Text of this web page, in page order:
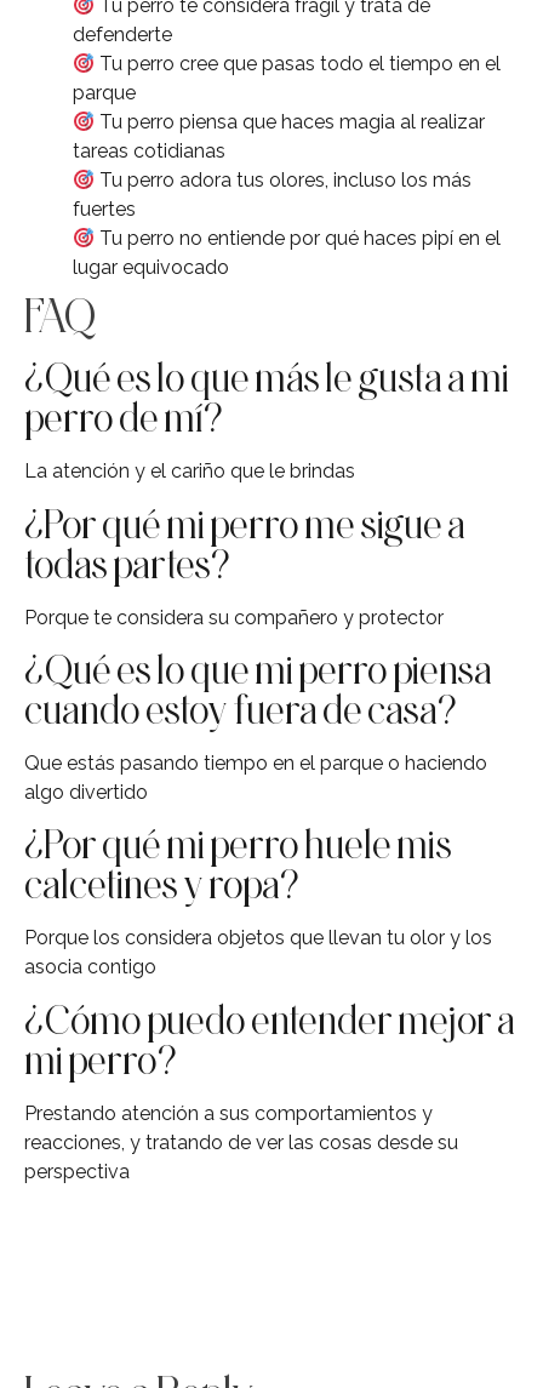
Tu perro te considera frágil y trata de
defenderte
Tu perro cree que pasas todo el tiempo en el
parque
Tu perro piensa que haces magia al realizar
tareas cotidianas
Tu perro adora tus olores, incluso los más
fuertes
Tu perro no entiende por qué haces pipí en el
lugar equivocado
FAQ
¿Qué es lo que más le gusta a mi
perro de mí?
La atención y el cariño que le brindas
¿Por qué mi perro me sigue a
todas partes?
Porque te considera su compañero y protector
¿Qué es lo que mi perro piensa
cuando estoy fuera de casa?
Que estás pasando tiempo en el parque o haciendo
algo divertido
¿Por qué mi perro huele mis
calcetines y ropa?
Porque los considera objetos que llevan tu olor y los
asocia contigo
¿Cómo puedo entender mejor a
mi perro?
Prestando atención a sus comportamientos y
reacciones, y tratando de ver las cosas desde su
perspectiva